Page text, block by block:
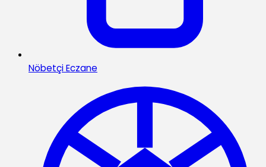
Nöbetçi Eczane